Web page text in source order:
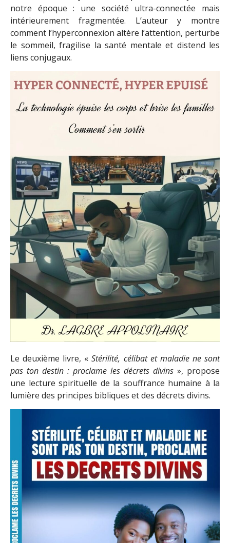
notre époque : une société ultra-connectée mais
intérieurement fragmentée. L’auteur y montre
comment l’hyperconnexion altère l’attention, perturbe
le sommeil, fragilise la santé mentale et distend les
liens conjugaux.
Le deuxième livre, «Stérilité, célibat et maladie ne sont
pas ton destin : proclame les décrets divins », propose
une lecture spirituelle de la souffrance humaine à la
lumière des principes bibliques et des décrets divins.